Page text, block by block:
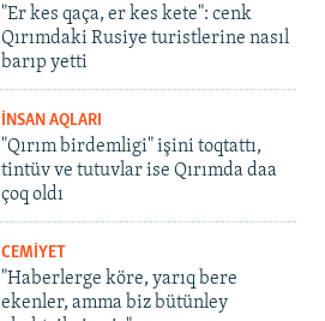
"Er kes qaça, er kes kete": cenk
Qırımdaki Rusiye turistlerine nasıl
barıp yetti
İNSAN AQLARI
"Qırım birdemligi" işini toqtattı,
tintüv ve tutuvlar ise Qırımda daa
çoq oldı
CEMİYET
"Haberlerge köre, yarıq bere
ekenler, amma biz bütünley